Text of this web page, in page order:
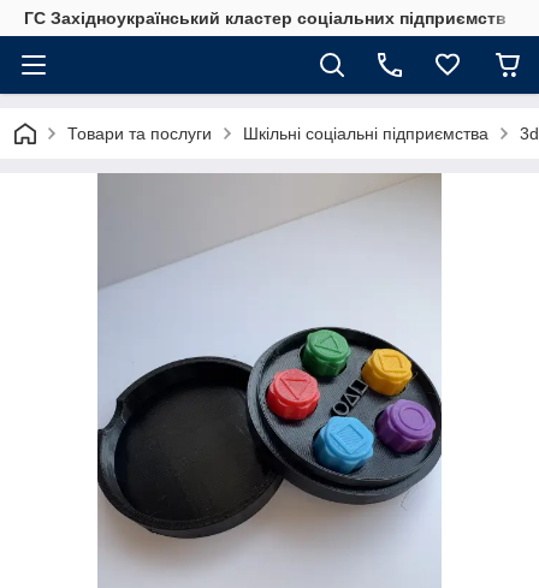
ГС Західноукраїнський кластер соціальних підприємств
Товари та послуги Шкільні соціальні підприємства